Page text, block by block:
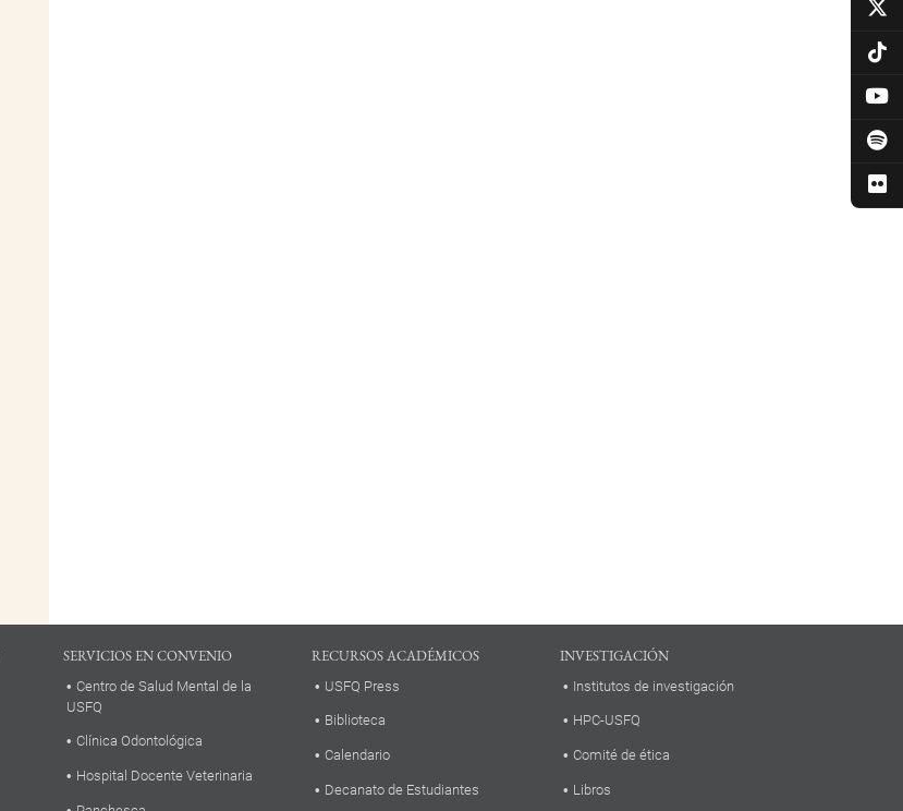
SERVICIOS EN CONVENIO
Centro de Salud Mental de la
USFQ
Clínica Odontológica
Hospital Docente Veterinaria
RECURSOS ACADÉMICOS
USFQ Press
Biblioteca
Calendario
Decanato de Estudiantes
INVESTIGACIÓN
Institutos de investigación
HPC-USFQ
Comité de ética
Libros